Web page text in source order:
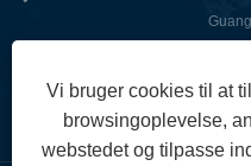
Vi bruger cookies til at
browsingoplevelse,
webstedet og tilpasse